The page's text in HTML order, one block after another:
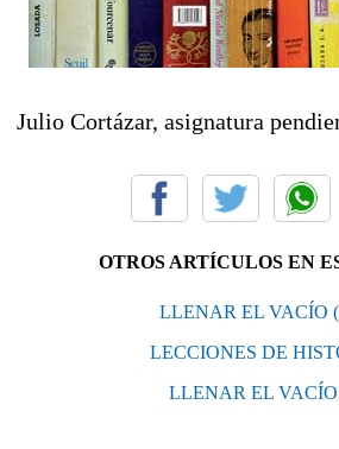
Julio Cortázar, asignatura
OTROS ARTÍCULOS EN
LLENAR EL VACÍO
LECCIONES DE
LLENAR EL